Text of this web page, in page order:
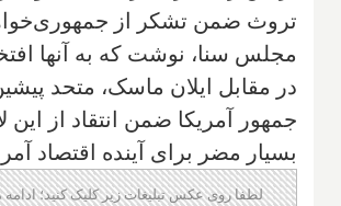
تروث ضمن تشکر از
مجلس سنا، نوشت که به آنها
در مقابل ایلان ماسک، متحد
جمهور آمریکا ضمن انتقاد از این
بسیار مضر برای آینده اقتصاد
لطفا روی عکس تبلیغات زیر کلیک کنید؛